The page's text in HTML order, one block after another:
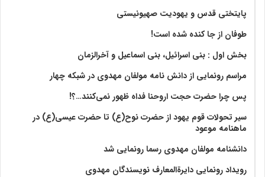
پایتختی قدس و یهودیت صهیونیستی
طوفان از جا کنده شده است!
بخش اول : بنی اسرائیل، بنی اسماعیل و آخرالزمان
مراسم رونمایی از دانش نامه مولفان مهدوی در شبکه چهار
پس چرا حضرت حجت اروحنا فداه ظهور نمی‌کنند…؟!
سیر تحولات قوم یهود از حضرت نوح(ع) تا حضرت عیسی(ع) در
ماهنامه موعود
دانشنامه مولفان مهدوی رسما رونمایی شد
رویداد رونمایی دایرةالمعارف نویسندگان مهدوی